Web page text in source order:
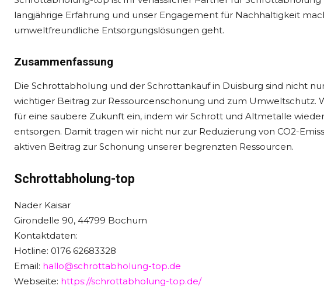
langjährige Erfahrung und unser Engagement für Nachhaltigkeit
umweltfreundliche Entsorgungslösungen geht.
Zusammenfassung
Die Schrottabholung und der Schrottankauf in Duisburg sind nicht
wichtiger Beitrag zur Ressourcenschonung und zum Umweltschutz.
für eine saubere Zukunft ein, indem wir Schrott und Altmetalle
entsorgen. Damit tragen wir nicht nur zur Reduzierung von CO2-
aktiven Beitrag zur Schonung unserer begrenzten Ressourcen.
Schrottabholung-top
Nader Kaisar
Girondelle 90, 44799 Bochum
Kontaktdaten:
Hotline: 0176 62683328
Email: hallo@schrottabholung-top.de
Webseite: https://schrottabholung-top.de/